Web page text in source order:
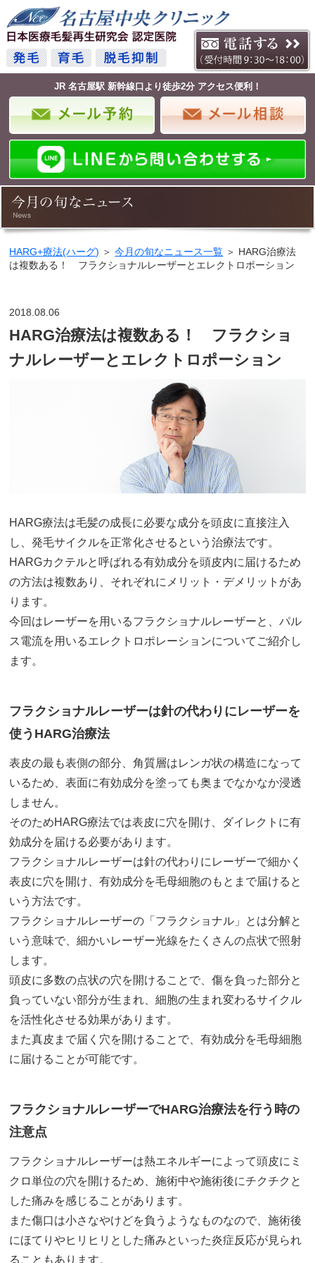
JR 名古屋駅 新幹線口より徒歩2分 アクセス便利！
HARG+療法(ハーグ) ＞今月の旬なニュース一覧 ＞ HARG治療法
は複数ある！ フラクショナルレーザーとエレクトロポーション
2018.08.06
HARG治療法は複数ある！ フラクショ
ナルレーザーとエレクトロポーション
HARG療法は毛髪の成長に必要な成分を頭皮に直接注入
し、発毛サイクルを正常化させるという治療法です。
HARGカクテルと呼ばれる有効成分を頭皮内に届けるため
の方法は複数あり、それぞれにメリット・デメリットがあ
ります。
今回はレーザーを用いるフラクショナルレーザーと、パル
ス電流を用いるエレクトロポレーションについてご紹介し
ます。
フラクショナルレーザーは針の代わりにレーザーを
使うHARG治療法
表皮の最も表側の部分、角質層はレンガ状の構造になって
いるため、表面に有効成分を塗っても奥までなかなか浸透
しません。
そのためHARG療法では表皮に穴を開け、ダイレクトに有
効成分を届ける必要があります。
フラクショナルレーザーは針の代わりにレーザーで細かく
表皮に穴を開け、有効成分を毛母細胞のもとまで届けると
いう方法です。
フラクショナルレーザーの「フラクショナル」とは分解と
いう意味で、細かいレーザー光線をたくさんの点状で照射
します。
頭皮に多数の点状の穴を開けることで、傷を負った部分と
負っていない部分が生まれ、細胞の生まれ変わるサイクル
を活性化させる効果があります。
また真皮まで届く穴を開けることで、有効成分を毛母細胞
に届けることが可能です。
フラクショナルレーザーでHARG治療法を行う時の
注意点
フラクショナルレーザーは熱エネルギーによって頭皮にミ
クロ単位の穴を開けるため、施術中や施術後にチクチクと
した痛みを感じることがあります。
また傷口は小さなやけどを負うようなものなので、施術後
にほてりやヒリヒリとした痛みといった炎症反応が見られ
ることもあります。